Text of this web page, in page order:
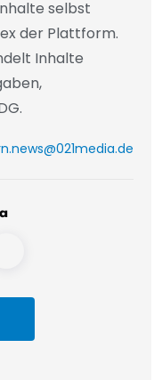
selbst
der Plattform.
Inhalte